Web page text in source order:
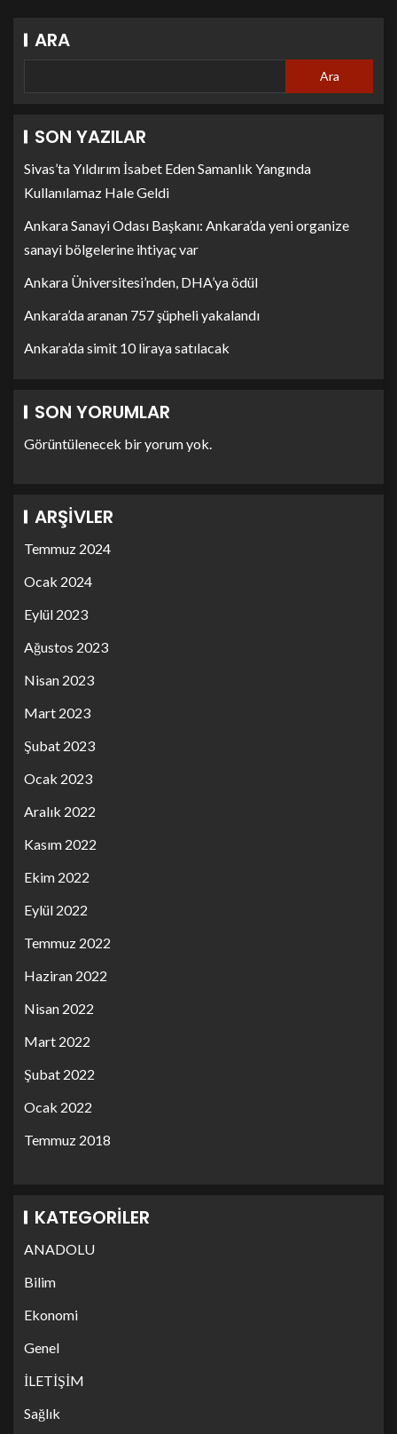
ARA
Ara
SON YAZILAR
Sivas’ta Yıldırım İsabet Eden Samanlık Yangında
Kullanılamaz Hale Geldi
Ankara Sanayi Odası Başkanı: Ankara’da yeni organize
sanayi bölgelerine ihtiyaç var
Ankara Üniversitesi’nden, DHA’ya ödül
Ankara’da aranan 757 şüpheli yakalandı
Ankara’da simit 10 liraya satılacak
SON YORUMLAR
Görüntülenecek bir yorum yok.
ARŞIVLER
Temmuz 2024
Ocak 2024
Eylül 2023
Ağustos 2023
Nisan 2023
Mart 2023
Şubat 2023
Ocak 2023
Aralık 2022
Kasım 2022
Ekim 2022
Eylül 2022
Temmuz 2022
Haziran 2022
Nisan 2022
Mart 2022
Şubat 2022
Ocak 2022
Temmuz 2018
KATEGORILER
ANADOLU
Bilim
Ekonomi
Genel
İLETİŞİM
Sağlık